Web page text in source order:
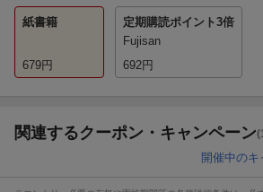
紙書籍
679円
定期購読ポイント3倍
Fujisan
692円
関連するクーポン・キャンペーン
開催中の